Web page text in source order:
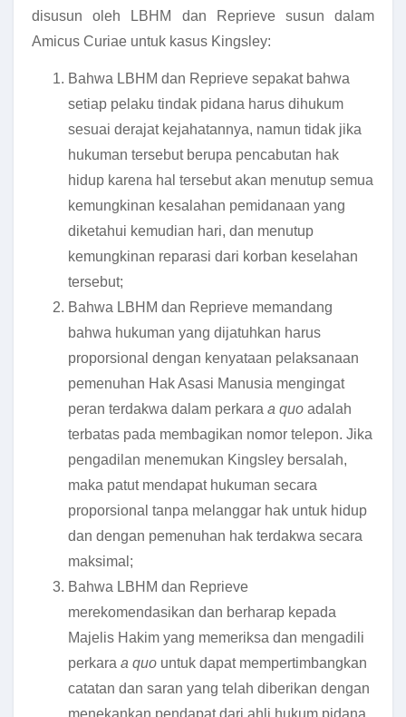
disusun oleh LBHM dan Reprieve susun dalam
Amicus Curiae untuk kasus Kingsley:
Bahwa LBHM dan Reprieve sepakat bahwa
setiap pelaku tindak pidana harus dihukum
sesuai derajat kejahatannya, namun tidak jika
hukuman tersebut berupa pencabutan hak
hidup karena hal tersebut akan menutup semua
kemungkinan kesalahan pemidanaan yang
diketahui kemudian hari, dan menutup
kemungkinan reparasi dari korban keselahan
tersebut;
Bahwa LBHM dan Reprieve memandang
bahwa hukuman yang dijatuhkan harus
proporsional dengan kenyataan pelaksanaan
pemenuhan Hak Asasi Manusia mengingat
peran terdakwa dalam perkara a quo adalah
terbatas pada membagikan nomor telepon. Jika
pengadilan menemukan Kingsley bersalah,
maka patut mendapat hukuman secara
proporsional tanpa melanggar hak untuk hidup
dan dengan pemenuhan hak terdakwa secara
maksimal;
Bahwa LBHM dan Reprieve
merekomendasikan dan berharap kepada
Majelis Hakim yang memeriksa dan mengadili
perkara a quo untuk dapat mempertimbangkan
catatan dan saran yang telah diberikan dengan